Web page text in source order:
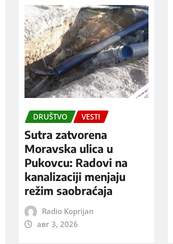
DRUŠTVO VESTI
Sutra zatvorena
Moravska ulica u
Pukovcu: Radovi na
kanalizaciji menjaju
režim saobraćaja
Radio Koprijan
авг 3, 2026